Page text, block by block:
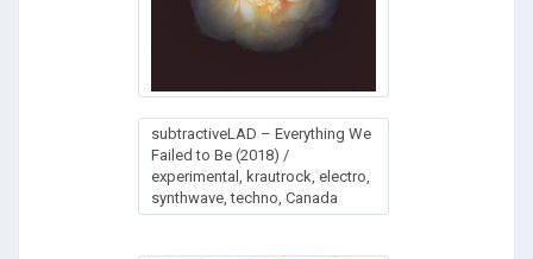
subtrасtivеLАD – Еvеrуthing Wе
Fаilеd tо Ве (2018) /
experimental, krautrock, electro,
synthwave, techno, Canada